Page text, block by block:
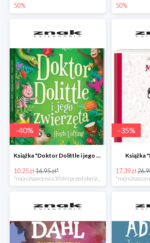
50% 50%
-40%
Książka "Doktor Dolittle i jego zwierzęta" -40%
10.25 zł16.95 zł*
*najniższa cena z 30 dni przed obniżką
-35%
Książka
17.39 zł